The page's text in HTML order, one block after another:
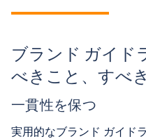
ブランド ガイド
べきこと、すべ
一貫性を保つ
実用的なブランド ガイド